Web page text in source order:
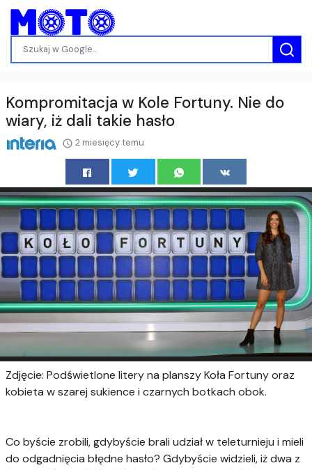
Kompromitacja w Kole Fortuny. Nie do
wiary, iż dali takie hasło
2 miesięcy temu
Zdjęcie: Podświetlone litery na planszy Koła Fortuny oraz
kobieta w szarej sukience i czarnych botkach obok.
Co byście zrobili, gdybyście brali udział w teleturnieju i mieli
do odgadnięcia błędne hasło? Gdybyście widzieli, iż dwa z